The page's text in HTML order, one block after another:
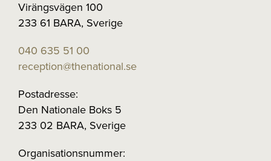
Virängsvägen 100
233 61 BARA, Sverige
040 635 51 00
reception@thenational.se
Postadresse:
Den Nationale Boks 5
233 02 BARA, Sverige
Organisationsnummer: